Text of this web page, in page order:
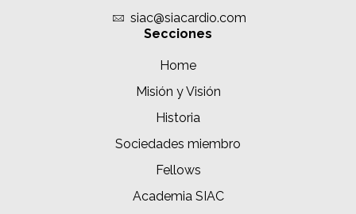
siac@siacardio.com
Secciones
Home
Misión y Visión
Historia
Sociedades miembro
Fellows
Academia SIAC